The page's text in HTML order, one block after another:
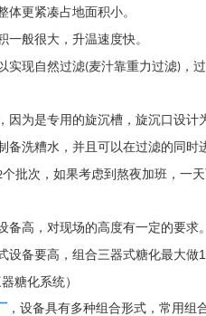
体更紧凑占地面积小。
般很大，升温速度快。
实现自然过滤(麦汁靠重力过滤) ，
因为是专用的旋沉槽，旋沉口设计
备洗糟水，并且可以在过滤的同时
个批次，如果考虑到熬夜加班，一
备高，对现场的高度有一定的要求。
设备要高，组合三器式糖化最大做
糖化系统）
，设备具有多种组合形式，常用组